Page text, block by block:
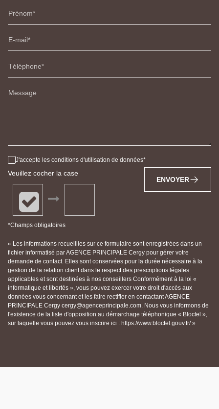
Prénom
E-mail
Téléphone
Message
J'accepte les conditions d'utilisation de données
Veuillez cocher la case
*Champs obligatoires
ENVOYER
« Les informations recueillies sur ce formulaire sont enregistrées dans un
fichier informatisé par AGENCE PRINCIPALE Cergy pour gérer votre
demande de contact. Elles sont conservées pour la durée nécessaire à la
gestion de la relation client dans le respect des prescriptions légales
applicables et sont destinées à nos conseillers Conformément à la loi «
informatique et libertés », vous pouvez exercer votre droit d'accès aux
données vous concernant et les faire rectifier en contactant AGENCE
PRINCIPALE Cergy cergy@agenceprincipale.com. Nous vous informons de
l'existence de la liste d'opposition au démarchage téléphonique « Bloctel »,
sur laquelle vous pouvez vous inscrire ici : https://www.bloctel.gouv.fr/ »